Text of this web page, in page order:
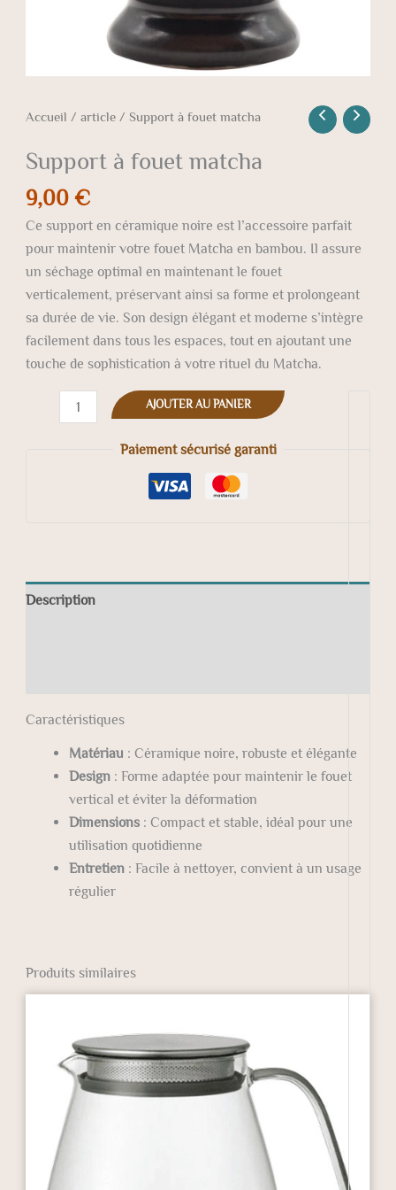
Accueil / article/ Support à fouet matcha
Support à fouet matcha
9,00 €
Ce support en céramique noire est l’accessoire parfait
pour maintenir votre fouet Matcha en bambou. Il assure
un séchage optimal en maintenant le fouet
verticalement, préservant ainsi sa forme et prolongeant
sa durée de vie. Son design élégant et moderne s’intègre
facilement dans tous les espaces, tout en ajoutant une
touche de sophistication à votre rituel du Matcha.
AJOUTER AU PANIER
Paiement sécurisé garanti
Description
Caractéristiques
Matériau : Céramique noire, robuste et élégante
Design : Forme adaptée pour maintenir le fouet
vertical et éviter la déformation
Dimensions : Compact et stable, idéal pour une
utilisation quotidienne
Entretien : Facile à nettoyer, convient à un usage
régulier
Produits similaires